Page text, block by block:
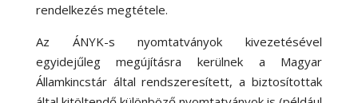
rendelkezés megtétele.
Az ÁNYK-s nyomtatványok kivezetésével
egyidejűleg megújításra kerülnek a Magyar
Államkincstár által rendszeresített, a biztosítottak